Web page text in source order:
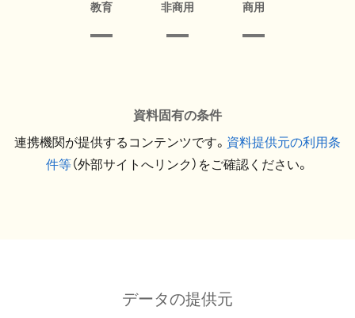
教育 非商用 商用
資料固有の条件
連携機関が提供するコンテンツです。 資料提供元の利用条
件等（外部サイトへリンク）をご確認ください。
データの提供元